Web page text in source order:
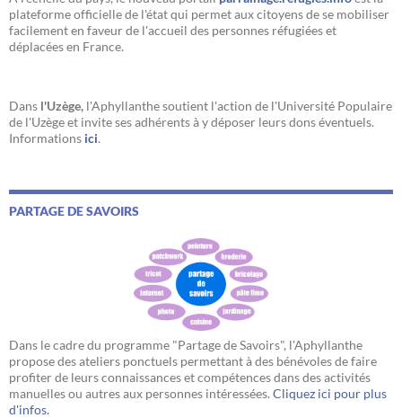
plateforme officielle de l'état qui permet aux citoyens de se mobiliser
facilement en faveur de l'accueil des personnes réfugiées et
déplacées en France.
Dans l'Uzège, l'Aphyllanthe soutient l'action de l'Université Populaire
de l'Uzège et invite ses adhérents à y déposer leurs dons éventuels.
Informations ici.
PARTAGE DE SAVOIRS
Dans le cadre du programme "Partage de Savoirs", l'Aphyllanthe
propose des ateliers ponctuels permettant à des bénévoles de faire
profiter de leurs connaissances et compétences dans des activités
manuelles ou autres aux personnes intéressées. Cliquez ici pour plus
d'infos.